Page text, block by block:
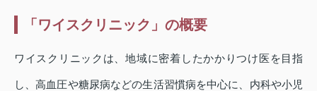
「ワイスクリニック」の概要
ワイスクリニックは、地域に密着したかかりつけ医を目指
し、高血圧や糖尿病などの生活習慣病を中心に、内科や小児